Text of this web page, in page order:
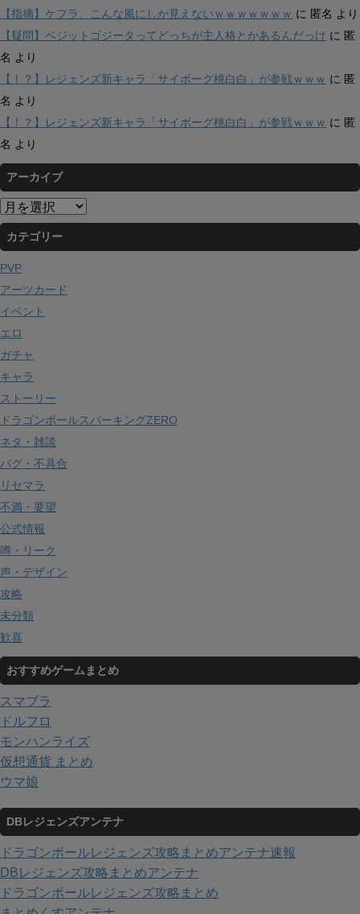
【指摘】ケフラ、こんな風にしか見えないｗｗｗｗｗｗｗ に 匿名 より
【疑問】ベジットゴジータってどっちが主人格とかあるんだっけ に 匿
名 より
【！？】レジェンズ新キャラ「サイボーグ桃白白」が参戦ｗｗｗ に 匿
名 より
【！？】レジェンズ新キャラ「サイボーグ桃白白」が参戦ｗｗｗ に 匿
名 より
アーカイブ
ア
ー
カ
イ
ブ
カテゴリー
PVP
アーツカード
イベント
エロ
ガチャ
キャラ
ストーリー
ドラゴンボールスパーキングZERO
ネタ・雑談
バグ・不具合
リセマラ
不満・要望
公式情報
噂・リーク
声・デザイン
攻略
未分類
歓喜
おすすめゲームまとめ
スマブラ
ドルフロ
モンハンライズ
仮想通貨 まとめ
ウマ娘
DBレジェンズアンテナ
ドラゴンボールレジェンズ攻略まとめアンテナ速報
DBレジェンズ攻略まとめアンテナ
ドラゴンボールレジェンズ攻略まとめ